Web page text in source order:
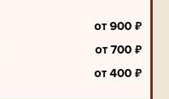
от 900 ₽
от 700 ₽
от 400 ₽